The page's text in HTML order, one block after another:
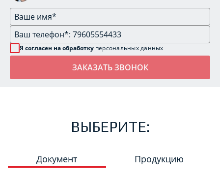
Я согласен на обработку персональных данных
ВЫБЕРИТЕ:
Документ Продукцию